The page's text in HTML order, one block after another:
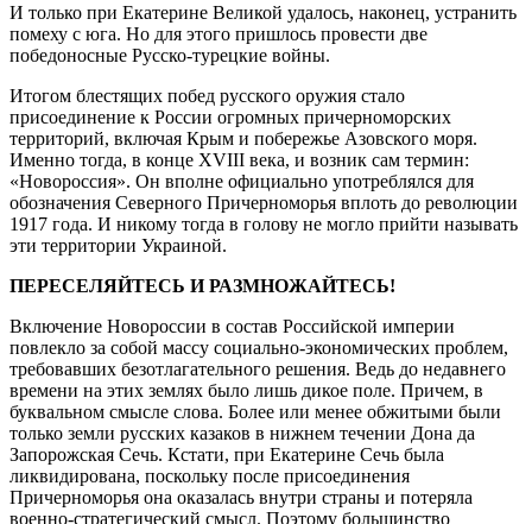
И только при Екатерине Великой удалось, наконец, устранить
помеху с юга. Но для этого пришлось провести две
победоносные Русско-турецкие войны.
Итогом блестящих побед русского оружия стало
присоединение к России огромных причерноморских
территорий, включая Крым и побережье Азовского моря.
Именно тогда, в конце XVIII века, и возник сам термин:
«Новороссия». Он вполне официально употреблялся для
обозначения Северного Причерноморья вплоть до революции
1917 года. И никому тогда в голову не могло прийти называть
эти территории Украиной.
ПЕРЕСЕЛЯЙТЕСЬ И РАЗМНОЖАЙТЕСЬ!
Включение Новороссии в состав Российской империи
повлекло за собой массу социально-экономических проблем,
требовавших безотлагательного решения. Ведь до недавнего
времени на этих землях было лишь дикое поле. Причем, в
буквальном смысле слова. Более или менее обжитыми были
только земли русских казаков в нижнем течении Дона да
Запорожская Сечь. Кстати, при Екатерине Сечь была
ликвидирована, поскольку после присоединения
Причерноморья она оказалась внутри страны и потеряла
военно-стратегический смысл. Поэтому большинство